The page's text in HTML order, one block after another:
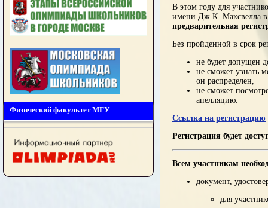
Физический факультет МГУ
В этом году для
имени Дж.К. Максвелла
предварительная
Без пройденной в срок
не будет допущен
не сможет узнать
он распределен,
не сможет
апелляцию.
Ссылка на регистрацию
Регистрация будет
Всем участникам
документ,
для